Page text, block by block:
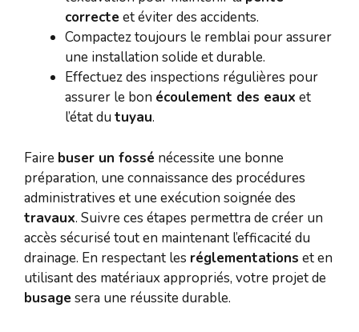
correcte et éviter des accidents.
Compactez toujours le remblai pour assurer
une installation solide et durable.
Effectuez des inspections régulières pour
assurer le bon écoulement des eaux et
l’état du tuyau.
Faire buser un fossé nécessite une bonne
préparation, une connaissance des procédures
administratives et une exécution soignée des
travaux. Suivre ces étapes permettra de créer un
accès sécurisé tout en maintenant l’efficacité du
drainage. En respectant les réglementations et en
utilisant des matériaux appropriés, votre projet de
busage sera une réussite durable.